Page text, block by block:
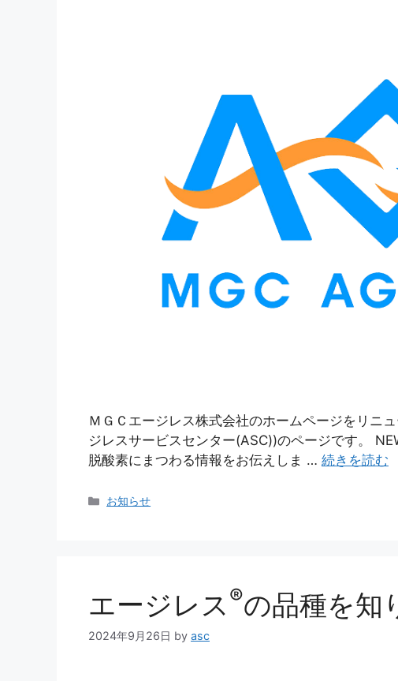
ＭＧＣエージレス株式会社のホームページをリニ
ジレスサービスセンター(ASC))のページです。
脱酸素にまつわる情報をお伝えしま … 続きを読む
カ
お知らせ
エージレス®の品種を知
2024年9月26日 by asc